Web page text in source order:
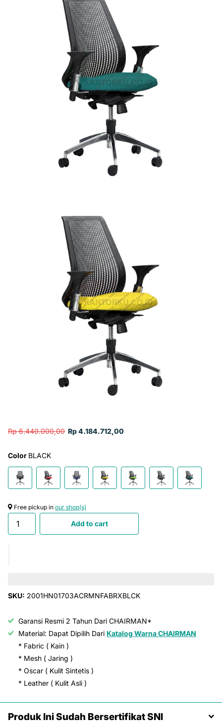
Rp 6.440.000,00 Rp 4.184.712,00
Color BLACK
Free pickup in our shop(s)
Add to cart
SKU: 2001HN01703ACRMNFABRXBLCK
Garansi Resmi 2 Tahun Dari CHAIRMAN*
Material: Dapat Dipilih Dari Katalog Warna CHAIRMAN
* Fabric ( Kain )
* Mesh ( Jaring )
* Oscar ( Kulit Sintetis )
* Leather ( Kulit Asli )
Produk Ini Sudah Bersertifikat SNI